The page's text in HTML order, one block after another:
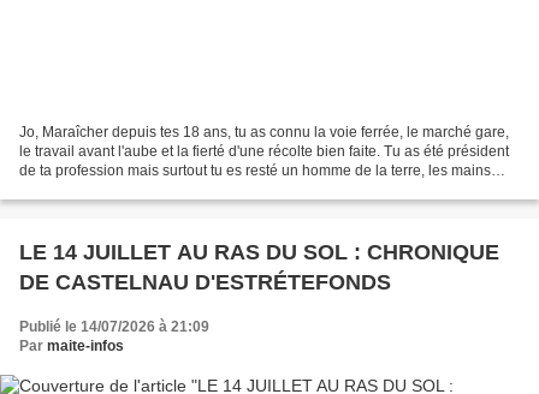
Jo, Maraîcher depuis tes 18 ans, tu as connu la voie ferrée, le marché gare,
le travail avant l'aube et la fierté d'une récolte bien faite. Tu as été président
de ta profession mais surtout tu es resté un homme de la terre, les mains
LE 14 JUILLET AU RAS DU SOL : CHRONIQUE
DE CASTELNAU D'ESTRÉTEFONDS
Publié le 14/07/2026 à 21:09
Par maite-infos